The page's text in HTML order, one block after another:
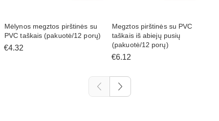
Mėlynos megztos pirštinės su
PVC taškais (pakuotė/12 porų)
€4.32
Megztos pirštinės su PVC
taškais iš abiejų pusių
(pakuotė/12 porų)
€6.12